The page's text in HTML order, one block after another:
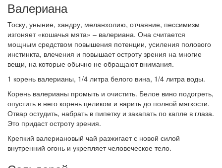
Валериана
Тоску, уныние, хандру, меланхолию, отчаяние, пессимизм
изгоняет «кошачья мята» – валериана. Она считается
мощным средством повышения потенции, усиления полового
инстинкта, влечения и повышает остроту зрения на многие
вещи, на которые обычно не обращают внимания.
1 корень валерианы, 1/4 литра белого вина, 1/4 литра воды.
Корень валерианы промыть и очистить. Белое вино подогреть,
опустить в него корень целиком и варить до полной мягкости.
Отвар остудить, набрать в пипетку и закапать по капле в глаза.
Это придаст остроту зрения.
Крепкий валериановый чай разжигает с новой силой
внутренний огонь и укрепляет человеческое тело.